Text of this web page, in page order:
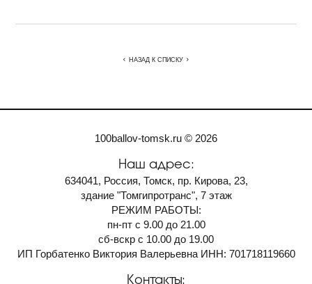
НАЗАД К СПИСКУ
100ballov-tomsk.ru © 2026
Наш адрес:
634041, Россия, Томск, пр. Кирова, 23,
здание "Томгипротранс", 7 этаж
РЕЖИМ РАБОТЫ:
пн-пт с 9.00 до 21.00
сб-вскр с 10.00 до 19.00
ИП Горбатенко Виктория Валерьевна ИНН: 701718119660
Контакты: